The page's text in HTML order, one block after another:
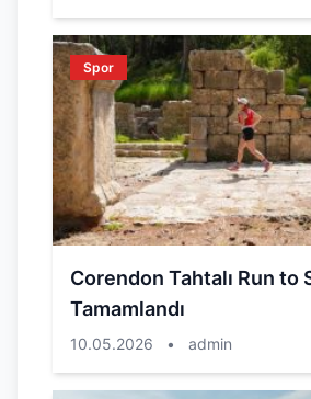
Spor
Corendon Tahtalı Run to
Tamamlandı
10.05.2026 • admin